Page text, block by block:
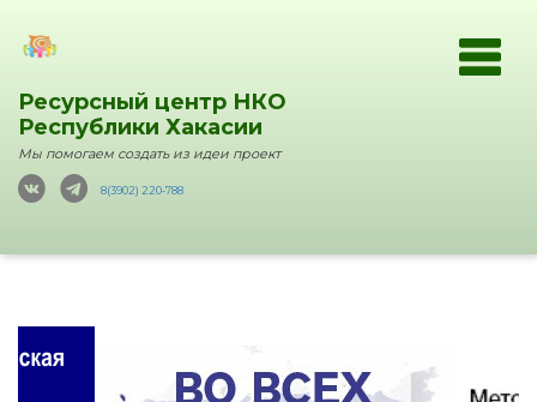
Ресурсный центр НКО
Республики Хакасии
Мы помогаем создать из идеи проект
8(3902) 220-788